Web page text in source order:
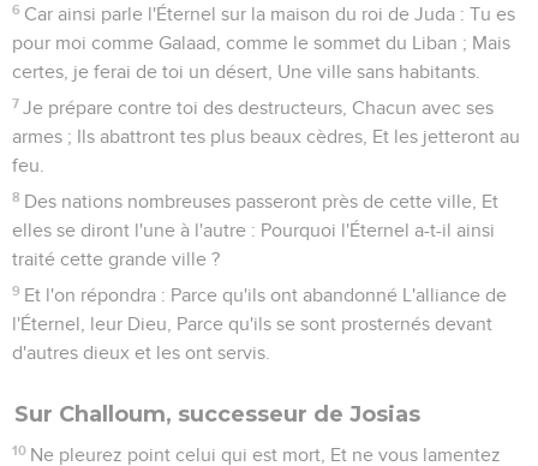
6 Car ainsi parle l'Éternel sur la maison du roi de Juda : Tu es
pour moi comme Galaad, comme le sommet du Liban ; Mais
certes, je ferai de toi un désert, Une ville sans habitants.
7 Je prépare contre toi des destructeurs, Chacun avec ses
armes ; Ils abattront tes plus beaux cèdres, Et les jetteront au
feu.
8 Des nations nombreuses passeront près de cette ville, Et
elles se diront l'une à l'autre : Pourquoi l'Éternel a-t-il ainsi
traité cette grande ville ?
9 Et l'on répondra : Parce qu'ils ont abandonné L'alliance de
l'Éternel, leur Dieu, Parce qu'ils se sont prosternés devant
d'autres dieux et les ont servis.
Sur Challoum, successeur de Josias
10 Ne pleurez point celui qui est mort, Et ne vous lamentez